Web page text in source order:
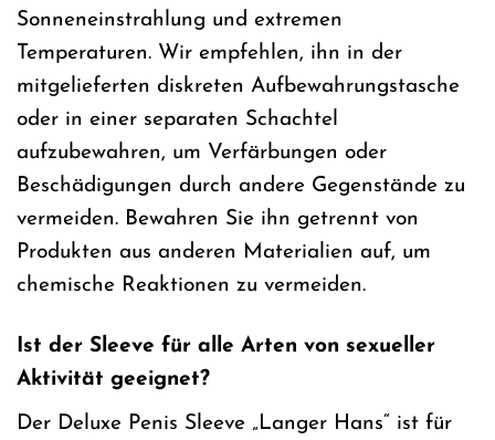
Sonneneinstrahlung und extremen
Temperaturen. Wir empfehlen, ihn in der
mitgelieferten diskreten Aufbewahrungstasche
oder in einer separaten Schachtel
aufzubewahren, um Verfärbungen oder
Beschädigungen durch andere Gegenstände zu
vermeiden. Bewahren Sie ihn getrennt von
Produkten aus anderen Materialien auf, um
chemische Reaktionen zu vermeiden.
Ist der Sleeve für alle Arten von sexueller
Aktivität geeignet?
Der Deluxe Penis Sleeve „Langer Hans“ ist für